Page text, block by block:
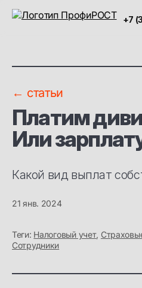
+7
← статьи
Платим
Или
Какой вид выплат
21 янв. 2024
Теги: Налоговый учет,
Сотрудники